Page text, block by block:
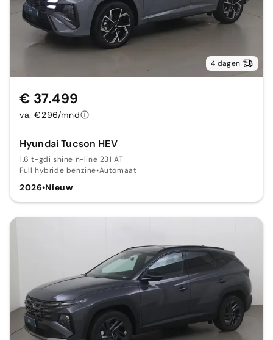
4 dagen
Hyundai Tucson HEV
1.6 t-gdi shine n-line 231 AT
Full hybride benzine•Automaat
2026•Nieuw
€ 37.499
va. €296/mnd